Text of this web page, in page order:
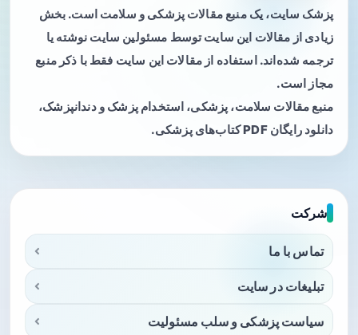
پزشک سایت، یک منبع مقالات پزشکی و سلامت است. بخش
زیادی از مقالات این سایت توسط مسئولین سایت نوشته یا
ترجمه شده‌اند. استفاده از مقالات این سایت فقط با ذکر منبع
مجاز است.
منبع مقالات سلامت، پزشکی، استخدام پزشک و دندانپزشک،
دانلود رایگان PDF کتاب‌های پزشکی.
شرکت
تماس با ما
تبلیغات در سایت
سیاست پزشکی و سلب مسئولیت